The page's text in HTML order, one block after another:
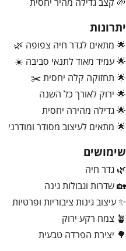
🌱 קצב גדילה מהיר יחסית
יתרונות
🌟 מתאים לגדר חיה צפופה 🌿
🌟 עמיד מאוד לתנאי סביבה ☀️
🌟 תחזוקה קלה יחסית ✂️
🌟 ירוק לאורך כל השנה
🌟 גדילה מהירה יחסית
🌟 מתאים לעיצוב מסודר ומודרני
שימושים
🌿 גדר חיה
🏡 שדרות וגבולות גינה
✨ עיצוב גינות ציבוריות ופרטיות
🪴 צמח רקע ירוק
🌳 יצירת הפרדה טבעית